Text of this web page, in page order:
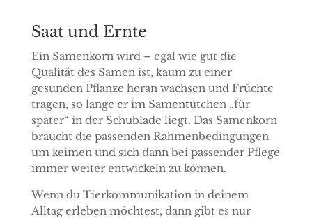
Saat und Ernte
Ein Samenkorn wird – egal wie gut die
Qualität des Samen ist, kaum zu einer
gesunden Pflanze heran wachsen und Früchte
tragen, so lange er im Samentütchen „für
später“ in der Schublade liegt. Das Samenkorn
braucht die passenden Rahmenbedingungen
um keimen und sich dann bei passender Pflege
immer weiter entwickeln zu können.
Wenn du Tierkommunikation in deinem
Alltag erleben möchtest, dann gibt es nur